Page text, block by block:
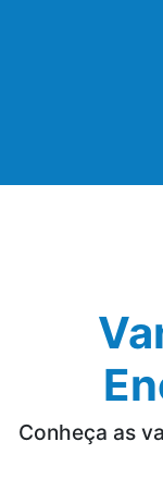
Conheça as